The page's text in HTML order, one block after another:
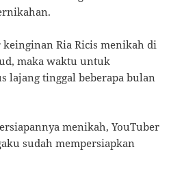
Ria Ricis menikah di
maka waktu untuk
lajang tinggal beberapa bulan
menikah, YouTuber
sudah mempersiapkan